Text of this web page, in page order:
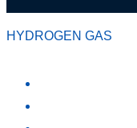
HYDROGEN GAS